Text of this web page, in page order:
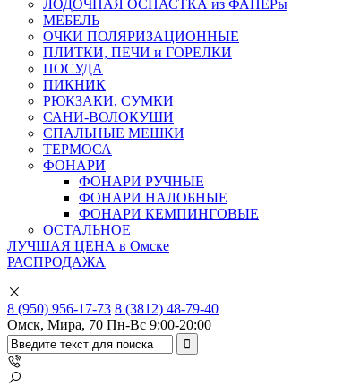
ЛОДОЧНАЯ ОСНАСТКА из ФАНЕРы
МЕБЕЛЬ
ОЧКИ ПОЛЯРИЗАЦИОННЫЕ
ПЛИТКИ, ПЕЧИ и ГОРЕЛКИ
ПОСУДА
ПИКНИК
РЮКЗАКИ, СУМКИ
САНИ-ВОЛОКУШИ
СПАЛЬНЫЕ МЕШКИ
ТЕРМОСА
ФОНАРИ
ФОНАРИ РУЧНЫЕ
ФОНАРИ НАЛОБНЫЕ
ФОНАРИ КЕМПИНГОВЫЕ
ОСТАЛЬНОЕ
ЛУЧШАЯ ЦЕНА в Омске
РАСПРОДАЖА
8 (950) 956-17-73 8 (3812) 48-79-40
Омск, Мира, 70 Пн-Вс 9:00-20:00